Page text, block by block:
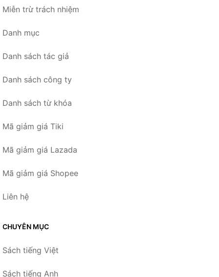
Miễn trừ trách nhiệm
Danh mục
Danh sách tác giả
Danh sách công ty
Danh sách từ khóa
Mã giảm giá Tiki
Mã giảm giá Lazada
Mã giảm giá Shopee
Liên hệ
CHUYÊN MỤC
Sách tiếng Việt
Sách tiếng Anh